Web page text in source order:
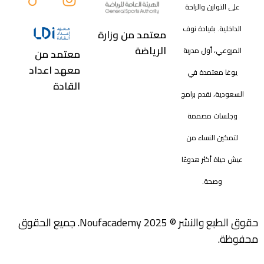
على التوازن والراحة
الداخلية. بقيادة نوف
المروعي، أول مدربة
يوغا معتمدة في
السعودية، نقدم برامج
وجلسات مصممة
لتمكين النساء من
عيش حياة أكثر هدوءًا
وصحة.
معتمد من وزارة
الرياضة
معتمد من
معهد اعداد
القادة
حقوق الطبع والنشر © 2025 Noufacademy. جميع الحقوق
محفوظة.